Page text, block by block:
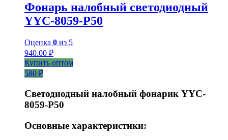
Фонарь налобный светодиодный
YYC-8059-P50
Оценка 0 из 5
940.00 ₽
Купить оптом
580 ₽
Светодиодный налобный фонарик YYC-
8059-P50
Основные характеристики: